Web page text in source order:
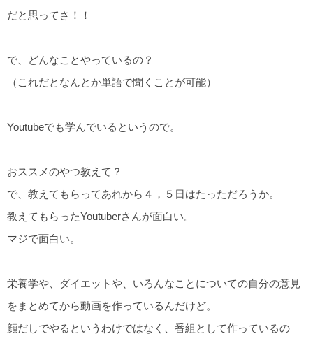
だと思ってさ！！
で、どんなことやっているの？
（これだとなんとか単語で聞くことが可能）
Youtubeでも学んでいるというので。
おススメのやつ教えて？
で、教えてもらってあれから４，５日はたっただろうか。
教えてもらったYoutuberさんが面白い。
マジで面白い。
栄養学や、ダイエットや、いろんなことについての自分の意見
をまとめてから動画を作っているんだけど。
顔だしでやるというわけではなく、番組として作っているの